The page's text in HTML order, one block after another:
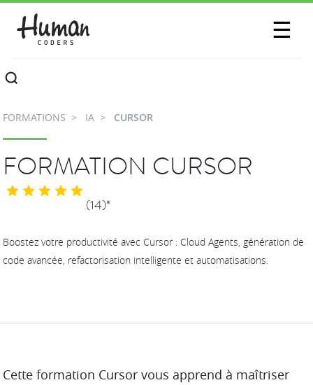
☰
CONTACTEZ-NOUS
FORMATIONS IA CURSOR
FORMATION CURSOR
(14)*
Boostez votre productivité avec Cursor : Cloud Agents, génération de
code avancée, refactorisation intelligente et automatisations.
DESCRIPTION
Cette formation Cursor vous apprend à maîtriser